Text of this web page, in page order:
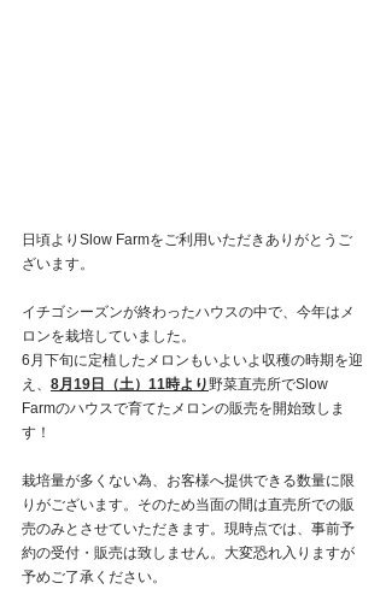
日頃よりSlow Farmをご利用いただきありがとうご
ざいます。
イチゴシーズンが終わったハウスの中で、今年はメ
ロンを栽培していました。
6月下旬に定植したメロンもいよいよ収穫の時期を迎
え、 8月19日（土）11時より野菜直売所でSlow
Farmのハウスで育てたメロンの販売を開始致しま
す！
栽培量が多くない為、お客様へ提供できる数量に限
りがございます。そのため当面の間は直売所での販
売のみとさせていただきます。現時点では、事前予
約の受付・販売は致しません。大変恐れ入りますが
予めご了承ください。